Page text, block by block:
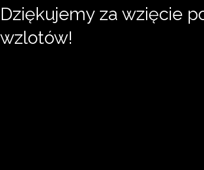
Dziękujemy za wzięcie
wzlotów!